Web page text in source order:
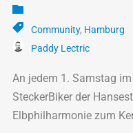
Community, Hamburg
Paddy Lectric
An jedem 1. Samstag
SteckerBiker der
Elbphilharmonie zum